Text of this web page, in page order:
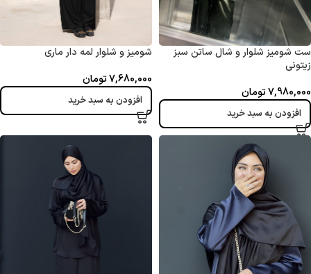
ست شومیز شلوار و شال ساتن سبز
زیتونی
7,980,000تومان
افزودن به سبد خرید
شومیز و شلوار لمه دار ماری
7,680,000تومان
افزودن به سبد خرید